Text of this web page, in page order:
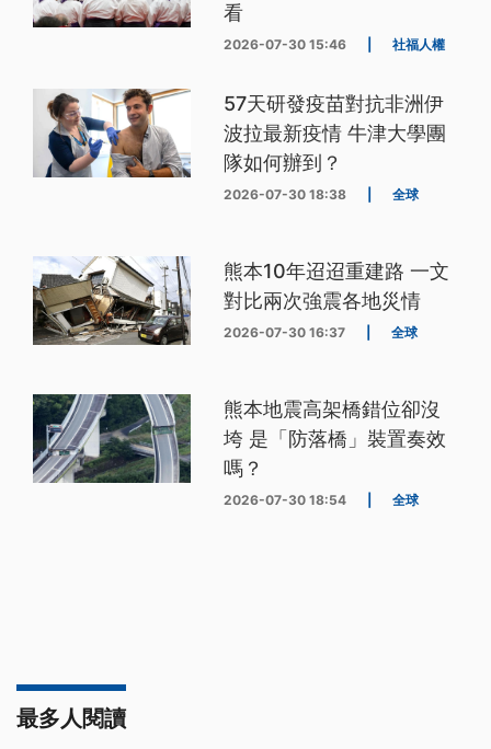
看
2026-07-30 15:46 社福人權
57天研發疫苗對抗非洲伊
波拉最新疫情 牛津大學團
隊如何辦到？
2026-07-30 18:38 全球
熊本10年迢迢重建路 一文
對比兩次強震各地災情
2026-07-30 16:37 全球
熊本地震高架橋錯位卻沒
垮 是「防落橋」裝置奏效
嗎？
2026-07-30 18:54 全球
最多人閱讀